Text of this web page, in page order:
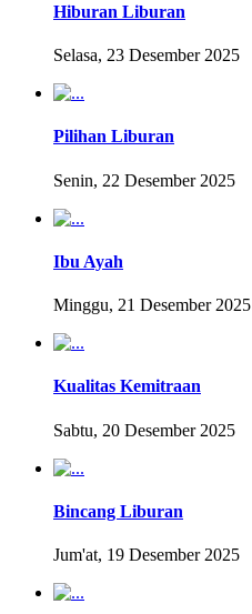
Hiburan Liburan
Selasa, 23 Desember 2025
Pilihan Liburan
Senin, 22 Desember 2025
Ibu Ayah
Minggu, 21 Desember 2025
Kualitas Kemitraan
Sabtu, 20 Desember 2025
Bincang Liburan
Jum'at, 19 Desember 2025